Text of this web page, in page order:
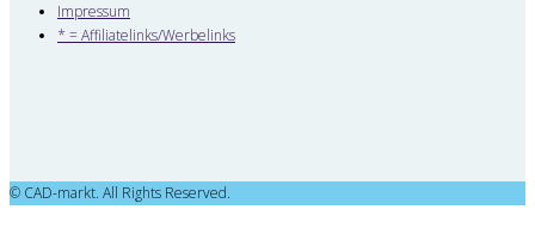
Impressum
* = Affiliatelinks/Werbelinks
© CAD-markt. All Rights Reserved.